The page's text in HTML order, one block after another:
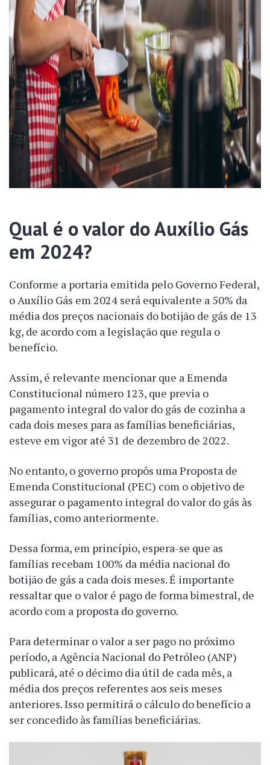
Qual é o valor do Auxílio Gás
em 2024?
Conforme a portaria emitida pelo Governo Federal,
o Auxílio Gás em 2024 será equivalente a 50% da
média dos preços nacionais do botijão de gás de 13
kg, de acordo com a legislação que regula o
benefício.
Assim, é relevante mencionar que a Emenda
Constitucional número 123, que previa o
pagamento integral do valor do gás de cozinha a
cada dois meses para as famílias beneficiárias,
esteve em vigor até 31 de dezembro de 2022.
No entanto, o governo propôs uma Proposta de
Emenda Constitucional (PEC) com o objetivo de
assegurar o pagamento integral do valor do gás às
famílias, como anteriormente.
Dessa forma, em princípio, espera-se que as
famílias recebam 100% da média nacional do
botijão de gás a cada dois meses. É importante
ressaltar que o valor é pago de forma bimestral, de
acordo com a proposta do governo.
Para determinar o valor a ser pago no próximo
período, a Agência Nacional do Petróleo (ANP)
publicará, até o décimo dia útil de cada mês, a
média dos preços referentes aos seis meses
anteriores. Isso permitirá o cálculo do benefício a
ser concedido às famílias beneficiárias.